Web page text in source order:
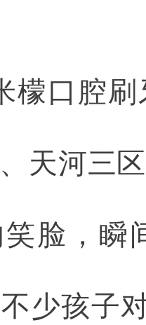
檬口腔
天河三
脸，瞬
少孩子